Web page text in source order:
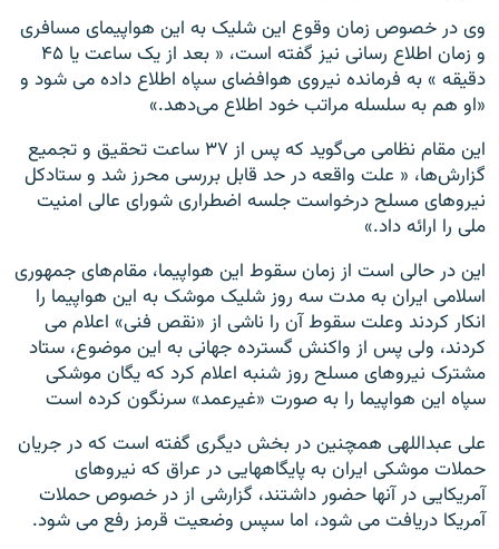
وی در خصوص زمان وقوع این شلیک به این هواپیمای مسافری
و زمان اطلاع رسانی نیز گفته است، « بعد از یک ساعت یا ۴۵
دقیقه » به فرمانده نیروی هوافضای سپاه اطلاع داده می شود و
«او هم به سلسله مراتب خود اطلاع می‌دهد.»
این مقام نظامی می‌گوید که پس از ۳۷ ساعت تحقیق و تجمیع
گزارش‌ها، « علت واقعه در حد قابل بررسی محرز شد و ستادکل
نیروهای مسلح درخواست جلسه اضطراری شورای عالی امنیت
ملی را ارائه داد.»
این در حالی است از زمان سقوط این هواپیما، مقام‌های جمهوری
اسلامی ایران به مدت سه روز شلیک موشک به این هواپیما را
انکار کردند وعلت سقوط آن را ناشی از «نقص فنی» اعلام می
کردند، ولی پس از واکنش گسترده جهانی به این موضوع، ستاد
مشترک نیروهای مسلح روز شنبه اعلام کرد که یگان موشکی
سپاه این هواپیما را به صورت «غیرعمد» سرنگون کرده است
علی عبداللهی همچنین در بخش دیگری گفته است که در جریان
حملات موشکی ایران به پایگاههایی در عراق که نیروهای
آمریکایی در آنها حضور داشتند، گزارشی از در خصوص حملات
آمریکا دریافت می شود، اما سپس وضعیت قرمز رفع می شود.